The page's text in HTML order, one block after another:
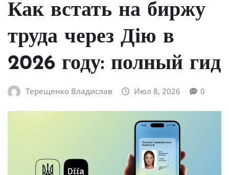
Как встать на биржу
труда через Дію в
2026 году: полный гид
Терещенко Владислав Июл 8, 2026 0